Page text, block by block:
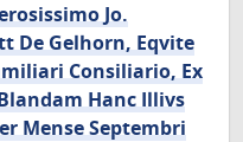
Jo.
De Gelhorn, Eqvite
Consiliario, Ex
Hanc Illivs
Mense Septembri